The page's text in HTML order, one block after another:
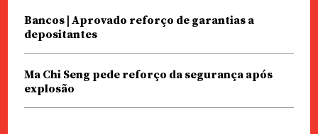
Bancos | Aprovado reforço de garantias a
depositantes
Ma Chi Seng pede reforço da segurança após
explosão